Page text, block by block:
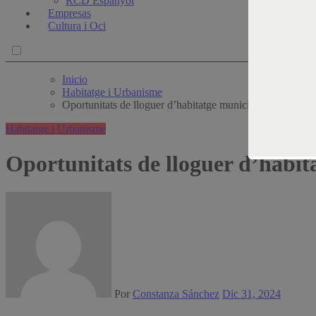
Empresas
Cultura i Oci
Inicio
Habitatge i Urbanisme
Oportunitats de lloguer d’habitatge municipal a Barcelona
Habitatge i Urbanisme
Oportunitats de lloguer
Por Constanza Sánchez Dic 31, 2024